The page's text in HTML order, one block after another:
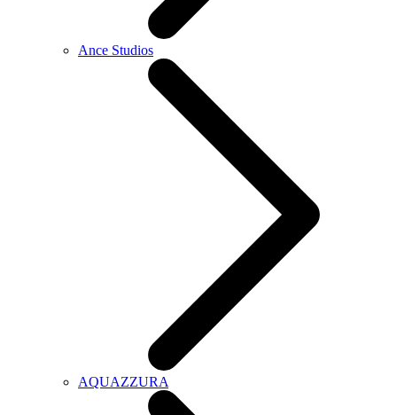
Ance Studios
AQUAZZURA